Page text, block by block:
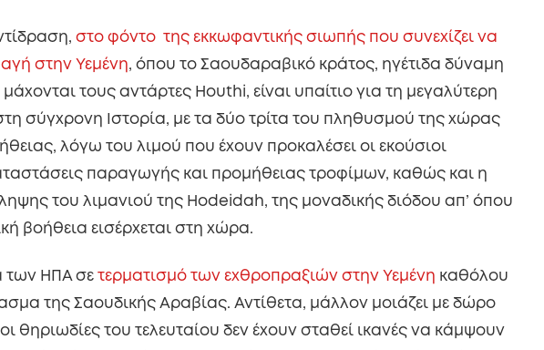
στο φόντο της εκκωφαντικής σιωπής που συνεχίζει να
στην Υεμένη, όπου το Σαουδαραβικό κράτος, ηγέτιδα δύναμη
τους αντάρτες Houthi, είναι υπαίτιο για τη μεγαλύτερη
σύγχρονη Ιστορία, με τα δύο τρίτα του πληθυσμού της χώρας
λόγω του λιμού που έχουν προκαλέσει οι εκούσιοι
παραγωγής και προμήθειας τροφίμων, καθώς και η
του λιμανιού της Hodeidah, της μοναδικής διόδου απ’ όπου
βοήθεια εισέρχεται στη χώρα.
των ΗΠΑ σε τερματισμό των εχθροπραξιών στην Υεμένη καθόλου
της Σαουδικής Αραβίας. Αντίθετα, μάλλον μοιάζει με δώρο
θηριωδίες του τελευταίου δεν έχουν σταθεί ικανές να κάμψουν